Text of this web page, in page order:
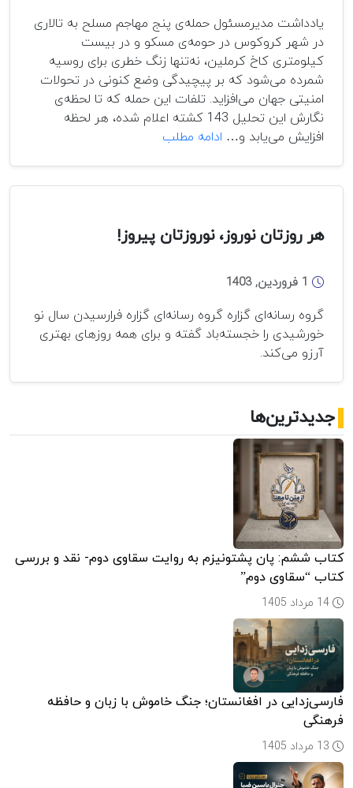
یادداشت مدیرمسئول حمله‌ی پنج مهاجم مسلح به تالاری
در شهر کروکوس در حومه‌ی مسکو و در بیست
کیلومتری کاخ کرملین، نه‌تنها زنگ خطری برای روسیه
شمرده می‌شود که بر پیچیدگی وضع کنونی در تحولات
امنیتی جهان می‌افزاید. تلفات این حمله که تا لحظه‌ی
نگارش این تحلیل 143 کشته اعلام شده، هر لحظه
افزایش می‌یابد و… ادامه مطلب
تا
روسیه
هر روزتان نوروز، نوروزتان پیروز!
گروه رسانه‌ای گزاره گروه رسانه‌ای گزاره فرارسیدن سال نو
خورشیدی را خجسته‌باد گفته و برای همه روزهای بهتری
آرزو می‌کند.
جدیدترین‌ها
کتاب ششم: پان پشتونیزم به روایت سقاوی دوم- نقد و بررسی
کتاب “سقاوی دوم”
فارسی‌زدایی در افغانستان؛ جنگ خاموش با زبان و حافظه
فرهنگی